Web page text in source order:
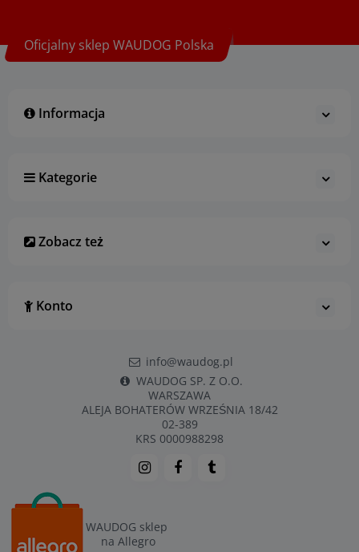
Oficjalny sklep WAUDOG Polska
Informacja
Kategorie
Zobacz też
Konto
info@waudog.pl
WAUDOG SP. Z O.O.
WARSZAWA
ALEJA BOHATERÓW WRZEŚNIA 18/42
02-389
KRS 0000988298
WAUDOG sklep
na Allegro